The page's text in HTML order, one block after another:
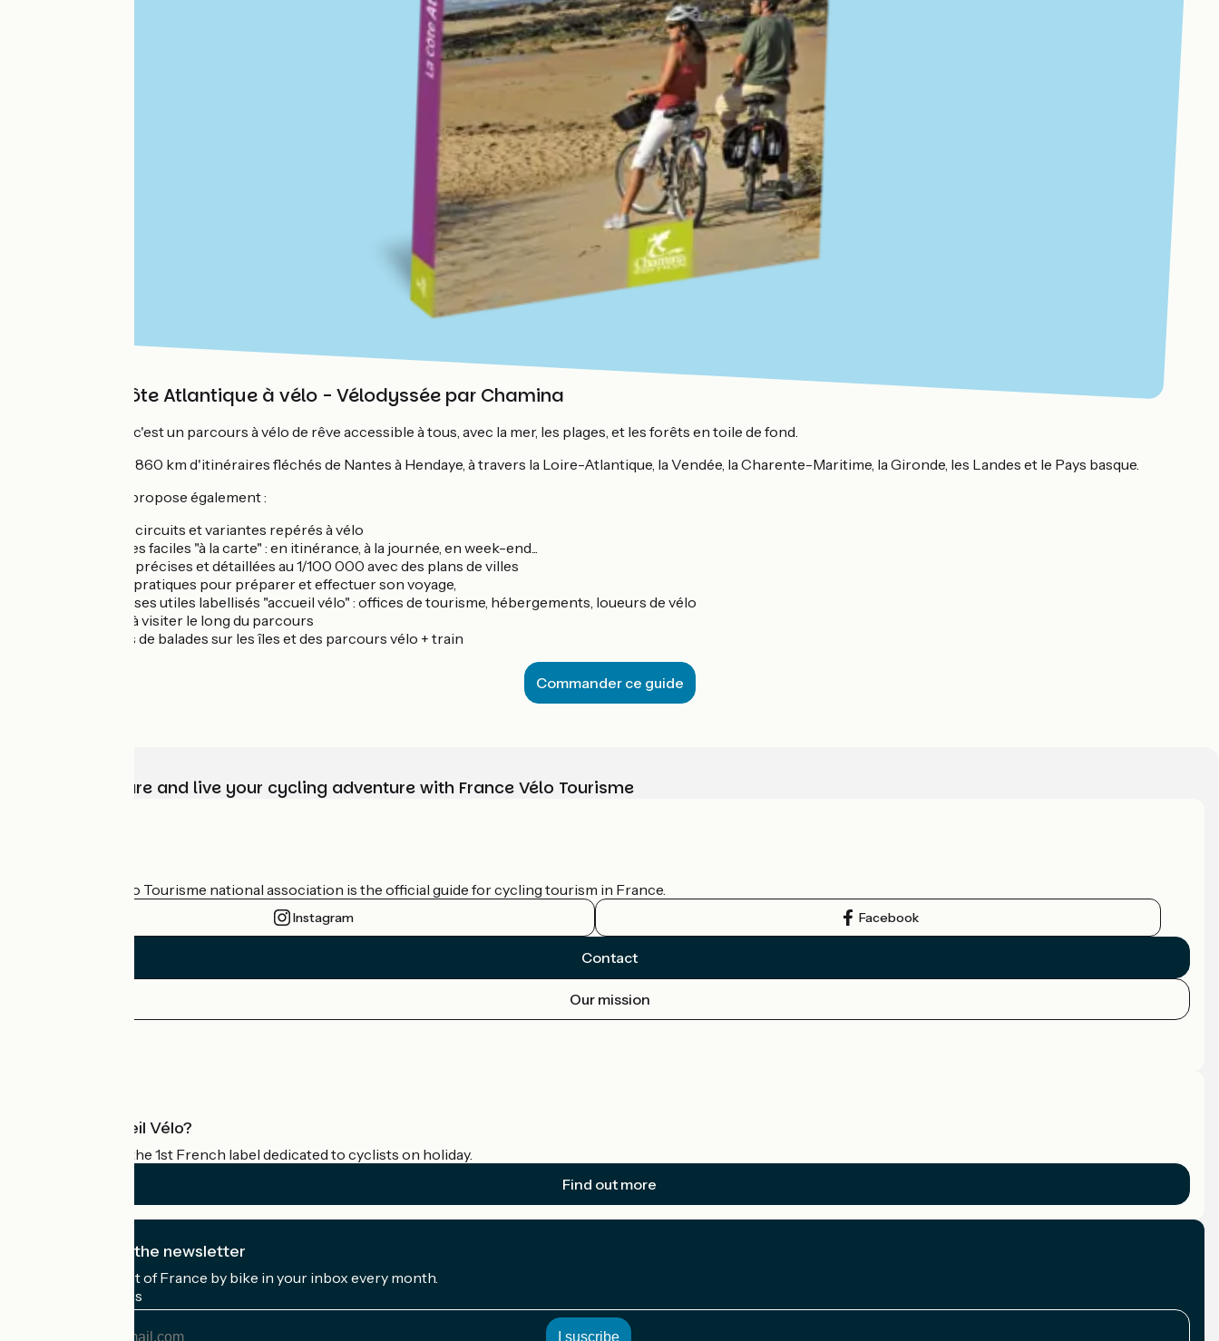
Guide la Côte Atlantique à vélo - Vélodyssée par Chamina
c'est un parcours à vélo de rêve accessible à tous, avec la mer, les plages, et les forêts en toile de fond.
décrit 860 km d'itinéraires fléchés de Nantes à Hendaye, à travers la Loire-Atlantique, la Vendée, la Charente-Maritime, la Gironde, les Landes et le Pays basque.
Ce guide vous propose également :
Des hors circuits et variantes repérés à vélo
Des étapes faciles "à la carte" : en itinérance, à la journée, en week-end...
43 cartes précises et détaillées au 1/100 000 avec des plans de villes
Les infos pratiques pour préparer et effectuer son voyage,
Les adresses utiles labellisés "accueil vélo" : offices de tourisme, hébergements, loueurs de vélo
Les sites à visiter le long du parcours
Des idées de balades sur les îles et des parcours vélo + train
Commander ce guide
Choose, prepare and live your cycling adventure with France Vélo Tourisme
The France Vélo Tourisme national association is the official guide for cycling tourism in France.
Instagram Facebook
Contact
Our mission
What is Accueil Vélo?
Accueil Vélo is the 1st French label dedicated to cyclists on holiday.
Find out more
I subscribe to the newsletter
Receive the best of France by bike in your inbox every month.
My email address